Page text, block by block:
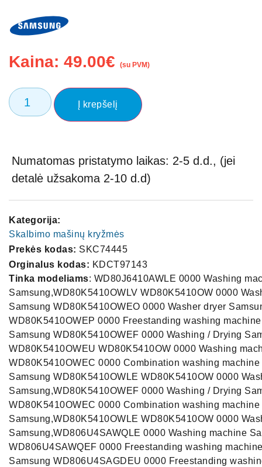
Kaina: 49.00€ (su PVM)
Į krepšelį
Numatomas pristatymo laikas: 2-5 d.d., (jei
detalė užsakoma 2-10 d.d)
Kategorija:
Skalbimo mašinų kryžmės
Prekės kodas: SKC74445
Orginalus kodas: KDCT97143
Tinka modeliams: WD80J6410AWLE 0000 Washing
Samsung,WD80K5410OWLV WD80K5410OW 0000
Samsung WD80K5410OWEO 0000 Washer dryer
WD80K5410OWEP 0000 Freestanding washing
Samsung WD80K5410OWEF 0000 Washing / Drying
WD80K5410OWEU WD80K5410OW 0000 Washing
WD80K5410OWEC 0000 Combination washing
Samsung WD80K5410OWLE WD80K5410OW 0000
Samsung,WD80K5410OWEF 0000 Washing / Drying
WD80K5410OWEC 0000 Combination washing
Samsung,WD80K5410OWLE WD80K5410OW 0000
Samsung,WD806U4SAWQLE 0000 Washing machine
WD806U4SAWQEF 0000 Freestanding washing
Samsung WD806U4SAGDEU 0000 Freestanding